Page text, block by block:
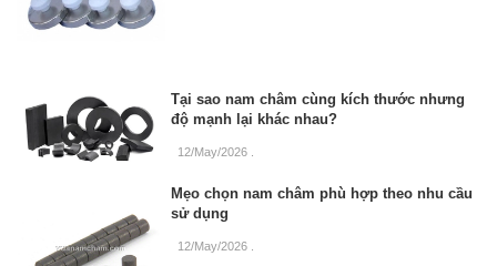
Tại sao nam châm cùng kích thước nhưng
độ mạnh lại khác nhau?
12/May/2026
Mẹo chọn nam châm phù hợp theo nhu cầu
sử dụng
12/May/2026